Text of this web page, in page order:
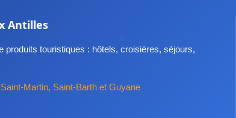
Antilles
produits touristiques : hôtels, croisières, séjours,
Martin, Saint-Barth et Guyane